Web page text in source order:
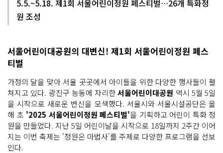
하 게 게
5.5.~5.18. 제1회 서울어린이정원 페스티벌…26개 특화정
원 조성
서울어린이대공원의 대변신! 제1회 서울어린이정원 페스
티벌
가정의 달을 맞아 서울 곳곳에서 아이들을 위한 다양한 행사들이 펼
쳐지고 있다. 광진구 능동에 자리한서울어린이대공원 역시 5월 5일
을 시작으로 새로운 변신을 모색했다. 서울시와 서울시설공단은 올
해 초 '2025 서울어린이정원 페스티벌'을 기획하고 어린이 특화 정
원을 만들었다. 지난 5일 어린이날을 시작으로 18일까지 2주간 이어
지는 이번 축제는 '정원은 마법사'를 주제로 다양한 프로그램을 선보
인다.